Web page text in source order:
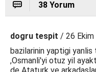
38 Yorum
dogru tespit / 26 Ekim
bazilarinin yaptigi
,Osmanli'yi otuz yil